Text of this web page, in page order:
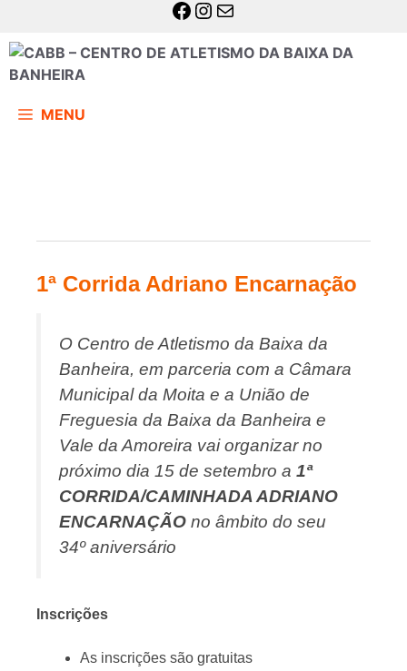
MENU
1ª Corrida Adriano Encarnação
O Centro de Atletismo da Baixa da
Banheira, em parceria com a Câmara
Municipal da Moita e a União de
Freguesia da Baixa da Banheira e
Vale da Amoreira vai organizar no
próximo dia 15 de setembro a 1ª
CORRIDA/CAMINHADA ADRIANO
ENCARNAÇÃO no âmbito do seu
34º aniversário
Inscrições
As inscrições são gratuitas